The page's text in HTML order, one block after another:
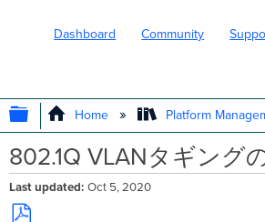
Dashboard Community
EXPAND/COLLAPSE
Home Platform
802.1Q VLANタギング
Last updated Oct 5, 2020